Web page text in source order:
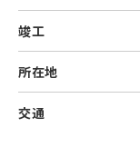
竣工
所在地
交通